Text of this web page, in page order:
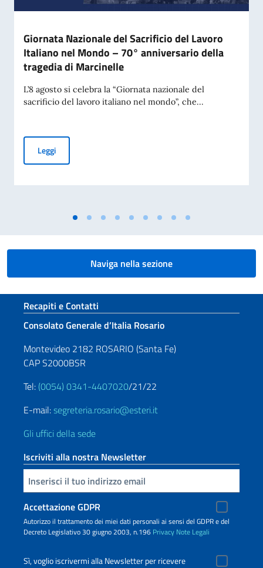
Giornata Nazionale del Sacrificio del Lavoro
Italiano nel Mondo – 70° anniversario della
tragedia di Marcinelle
L’8 agosto si celebra la “Giornata nazionale del
sacrificio del lavoro italiano nel mondo”, che...
LeggiGiornata Nazionale del Sacrificio del Lavoro Italiano nel
Naviga nella sezione
Sezione footer
Recapiti e Contatti
Consolato Generale d’Italia Rosario
Montevideo 2182 ROSARIO (Santa Fe)
CAP S2000BSR
Tel: (0054) 0341-4407020/21/22
E-mail:segreteria.rosario@esteri.it
Gli uffici della sede
Iscriviti alla nostra Newsletter
Inserisci la tua email
Accettazione GDPR
Autorizzo il trattamento dei miei dati personali ai sensi del GDPR e del
Decreto Legislativo 30 giugno 2003, n.196 Privacy Note Legali
Sì, voglio iscrivermi alla Newsletter per ricevere